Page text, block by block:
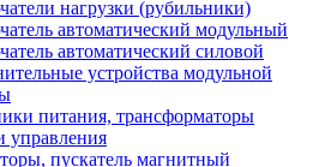
нагрузки (рубильники)
автоматический модульный
автоматический силовой
устройства модульной
питания, трансформаторы
управления
пускатель магнитный